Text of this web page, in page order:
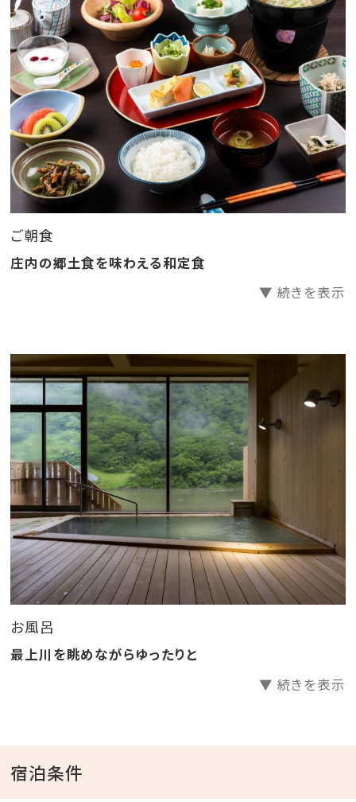
肌に優しい泉質で、適度な温度管理により長湯がしやす
く
最上川の景色を思う存分堪能いただけます
＜温泉＞ 最上峡草薙温泉
＜泉質＞ 単純硫黄冷鉱泉
～ 美景を眺める「最上峡芭蕉ライン舟下り」～
最上川の流れに身をまかせ、船頭の舟唄を聞きながら
舟上からの景色を楽しめる非日常の体験。
舟下りの終点から紅までは徒歩3分ほどでチェックイン
す絶景をご覧いただけます。
さらに、舟下りを楽しみながら、舟内でお食事も楽しめ
ます。（有料・要予約）
【運賃】大人(中学生以上) 2,800円 子供(小学生)
1,400円
※インターネット割引券あり。詳しくは舟下りのホーム
ページへ。
ご朝食
庄内の郷土食を味わえる和定食
▼ 続きを表示
お風呂
最上川を眺めながらゆったりと
▼ 続きを表示
宿泊条件